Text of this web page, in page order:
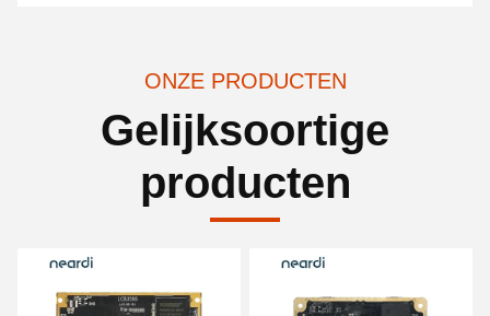
ONZE PRODUCTEN
Gelijksoortige
producten